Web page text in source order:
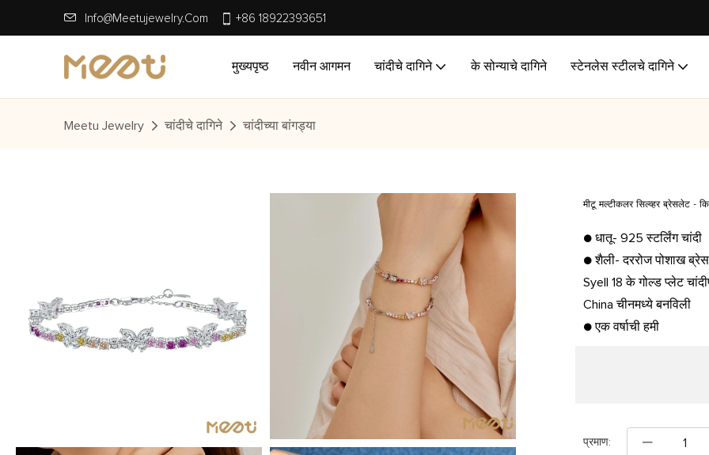
Info@meetujewelry.com +86 18922393651
मुख्यपृष्ठ नवीन आगमन चांदीचे दागिने के सोन्याचे दागिने स्टेनलेस स्टीलचे दागिने
Meetu Jewelry चांदीचे दागिने चांदीच्या बांगड्या
मीटू मल्टीकलर सिल्व्हर ब्रेसलेट -
● धातू- 925 स्टर्लिंग चांदी
● शैली- दररोज पोशाख
Syell 18 के गोल्ड प्लेट
China चीनमध्ये बनविली
● एक वर्षाची हमी
प्रमाण: